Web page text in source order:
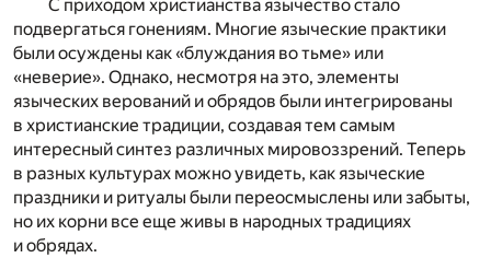
С приходом христианства язычество стало
подвергаться гонениям. Многие языческие практики
были осуждены как «блуждания во тьме» или
«неверие». Однако, несмотря на это, элементы
языческих верований и обрядов были интегрированы
в христианские традиции, создавая тем самым
интересный синтез различных мировоззрений. Теперь
в разных культурах можно увидеть, как языческие
праздники и ритуалы были переосмыслены или забыты,
но их корни все еще живы в народных традициях
и обрядах.